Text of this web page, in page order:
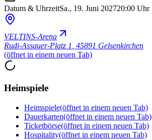
Datum & UhrzeitSa., 19. Juni 202720:00 Uhr
VELTINS-Arena
Rudi-Assauer-Platz 1 45891 Gelsenkirchen
(öffnet in einem neuen Tab)
Heimspiele
Heimspiele(öffnet in einem neuen Tab)
Dauerkarten(öffnet in einem neuen Tab)
Ticketbörse(öffnet in einem neuen Tab)
Hospitality(öffnet in einem neuen Tab)